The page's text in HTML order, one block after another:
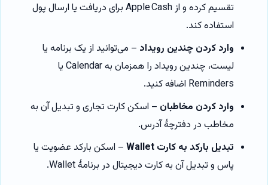
تقسیم کرده و از Apple Cash برای دریافت یا ارسال پول
استفاده کند.
وارد کردن چندین رویداد – می‌توانید از یک برنامه یا
لیست، چندین رویداد را همزمان به Calendar یا
Reminders اضافه کنید.
وارد کردن مخاطبان – اسکن کارت تجاری و تبدیل آن به
مخاطب در دفترچهٔ آدرس.
تبدیل بارکد به کارت Wallet
– اسکن بارکد عضویت یا
پاس و تبدیل آن به کارت دیجیتال در برنامهٔ Wallet.